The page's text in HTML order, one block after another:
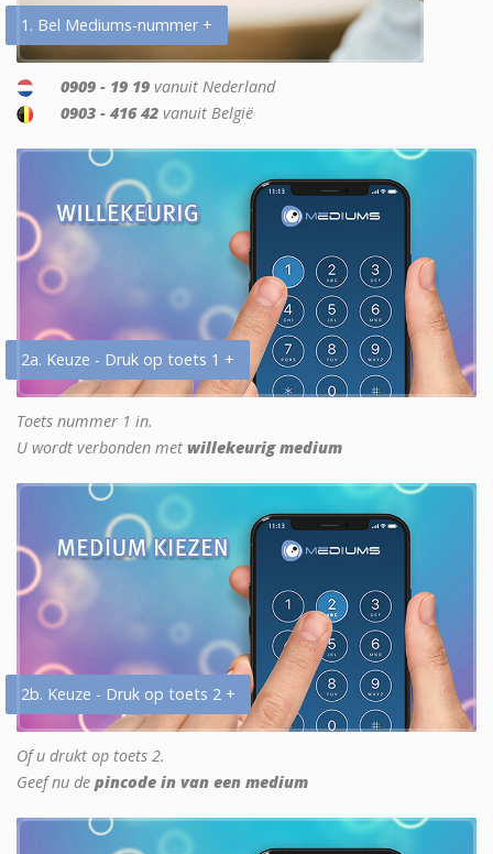
1. Bel Mediums-nummer +
0909 - 19 19 vanuit Nederland
0903 - 416 42 vanuit België
2a. Keuze - Druk op toets 1 +
Toets nummer 1 in.
U wordt verbonden met willekeurig medium
2b. Keuze - Druk op toets 2 +
Of u drukt op toets 2.
Geef nu de pincode in van een medium